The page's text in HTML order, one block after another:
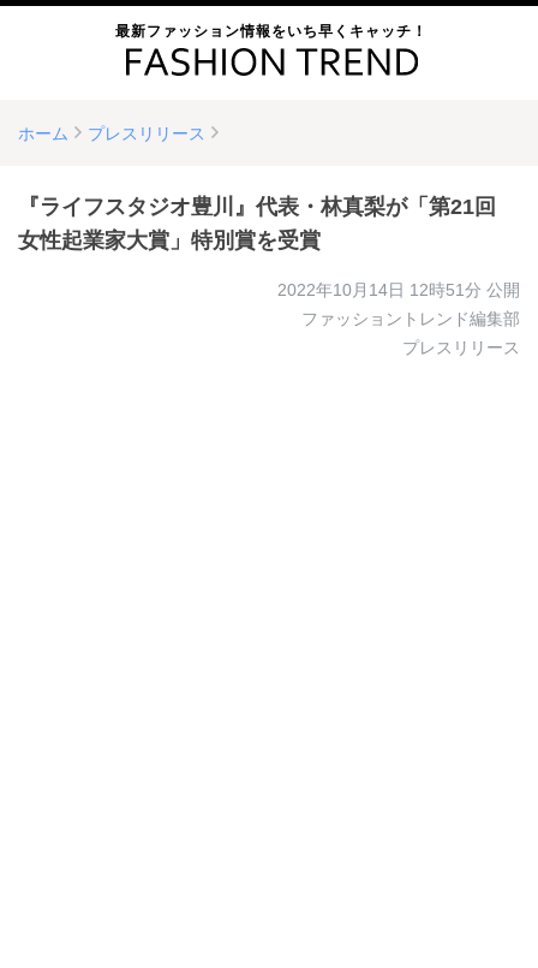
最新ファッション情報をいち早くキャッチ！
ホーム プレスリリース
『ライフスタジオ豊川』代表・林真梨が「第21回
女性起業家大賞」特別賞を受賞
2022年10月14日 12時51分 公開
ファッショントレンド編集部
プレスリリース